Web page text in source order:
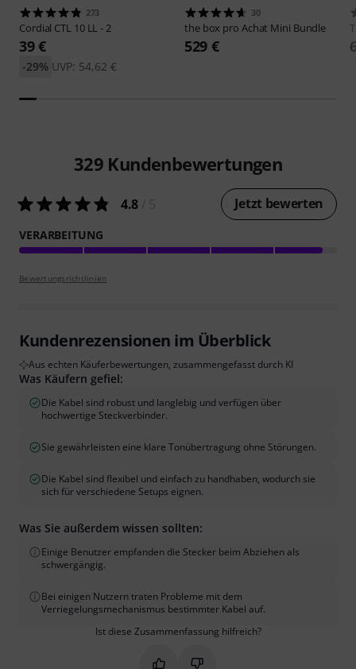
273
Cordial CTL 10 LL - 2
39 €
UVP: 54,62 €
-29%
30
the box pro Achat Mini Bundle
529 €
329 Kundenbewertungen
4.8 Jetzt bewerten
VERARBEITUNG
Bewertungsrichtlinien
Kundenrezensionen im Überblick
Aus echten Käuferbewertungen, zusammengefasst durch KI
Was Käufern gefiel:
Die Kabel sind robust und langlebig und verfügen über
hochwertige Steckverbinder.
Sie gewährleisten eine klare Tonübertragung ohne Störungen.
Die Kabel sind flexibel und einfach zu handhaben, wodurch sie
sich für verschiedene Setups eignen.
Was Sie außerdem wissen sollten:
Einige Benutzer empfanden die Stecker beim Abziehen als
schwergängig.
Bei einigen Nutzern traten Probleme mit dem
Verriegelungsmechanismus bestimmter Kabel auf.
Ist diese Zusammenfassung hilfreich?
Markieren Sie diese
Markieren Sie diese